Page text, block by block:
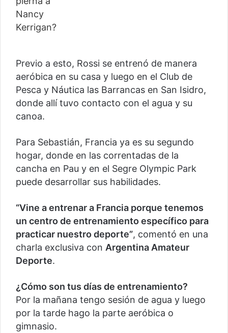
Previo a esto, Rossi se entrenó de manera
aeróbica en su casa y luego en el Club de
Pesca y Náutica las Barrancas en San Isidro,
donde allí tuvo contacto con el agua y su
canoa.
Para Sebastián, Francia ya es su segundo
hogar, donde en las correntadas de la
cancha en Pau y en el Segre Olympic Park
puede desarrollar sus habilidades.
“Vine a entrenar a Francia porque tenemos
un centro de entrenamiento específico para
practicar nuestro deporte”, comentó en una
charla exclusiva con Argentina Amateur
Deporte.
¿Cómo son tus días de entrenamiento?
Por la mañana tengo sesión de agua y luego
por la tarde hago la parte aeróbica o
gimnasio.